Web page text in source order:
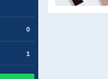
0
1